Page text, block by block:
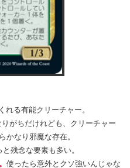
れる有能クリーチャー。
がちだけれども、クリーチャー
かなり邪魔な存在。
残念な要素も多い。
使ったら意外とクソ強いんじゃな